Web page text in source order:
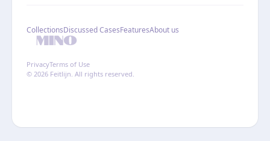
CollectionsDiscussed CasesFeaturesAbout us
PrivacyTerms of Use
© 2026 Feitlijn. All rights reserved.